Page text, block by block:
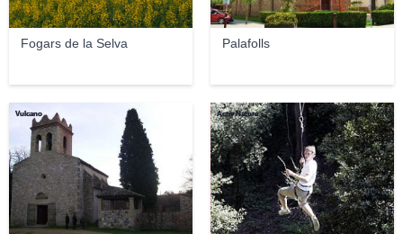
Fogars de la Selva Palafolls
Vulcano Activ Natura